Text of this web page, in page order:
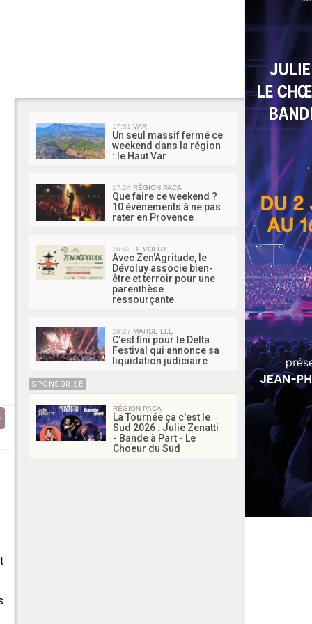
MA
17:51 VAR
Un seul massif fermé ce
weekend dans la région
: le Haut Var
17:24 RÉGION PACA
Que faire ce weekend ?
10 événements à ne pas
rater en Provence
16:42 DEVOLUY
Avec Zen'Agritude, le
Dévoluy associe bien-
être et terroir pour une
parenthèse
ressourçante
16:27 MARSEILLE
C'est fini pour le Delta
Festival qui annonce sa
liquidation judiciaire
SPONSORISÉ
RÉGION PACA
La Tournée ça c'est le
Sud 2026 : Julie Zenatti
- Bande à Part - Le
Choeur du Sud